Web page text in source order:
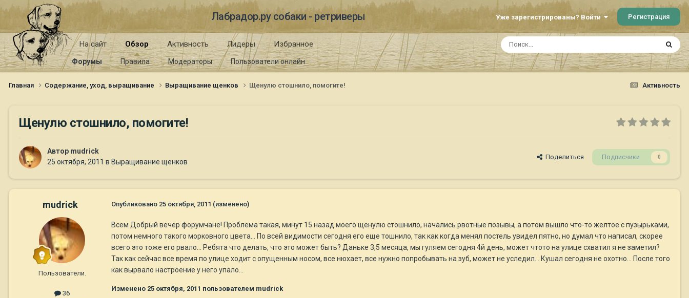
Лабрадор.ру собаки - ретриверы Уже зарегистрированы? Войти Регистрация
На сайт Обзор
Форумы Правила Модераторы Пользователи онлайн
Активность Лидеры Избранное
Активность
Главная Содержание, уход, выращивание Выращивание щенков Щенулю стошнило, помогите!
Щенулю стошнило, помогите!
Автор mudrick
25 октября, 2011 в Выращивание щенков
Поделиться Подписчики 0
mudrick
Пользователи.
36
Опубликовано 25 октября, 2011 (изменено)
Всем Добрый вечер форумчане! Проблема такая, минут 15 назад моего щенулю стошнило, начались рвотные позывы, а потом вышло что-то желтое с пузырьками,
потом немного такого морковного цвета... По всей видимости сегодня его еще тошнило, так как когда менял постель увидел пятно, но думал что написал, скорее
всего это тоже его рвало... Ребята что делать, что это может быть? Даньке 3,5 месяца, мы гуляем сегодня 4й день, может чтото на улице схватил я не заметил?
Так как сейчас все время по улице ходит с опущенным носом, все нюхает, все нужно попробывать на зуб, может не уследил... Кушал сегодня не охотно... После того
как вырвало настроение у него упало...
Изменено 25 октября, 2011 пользователем mudrick